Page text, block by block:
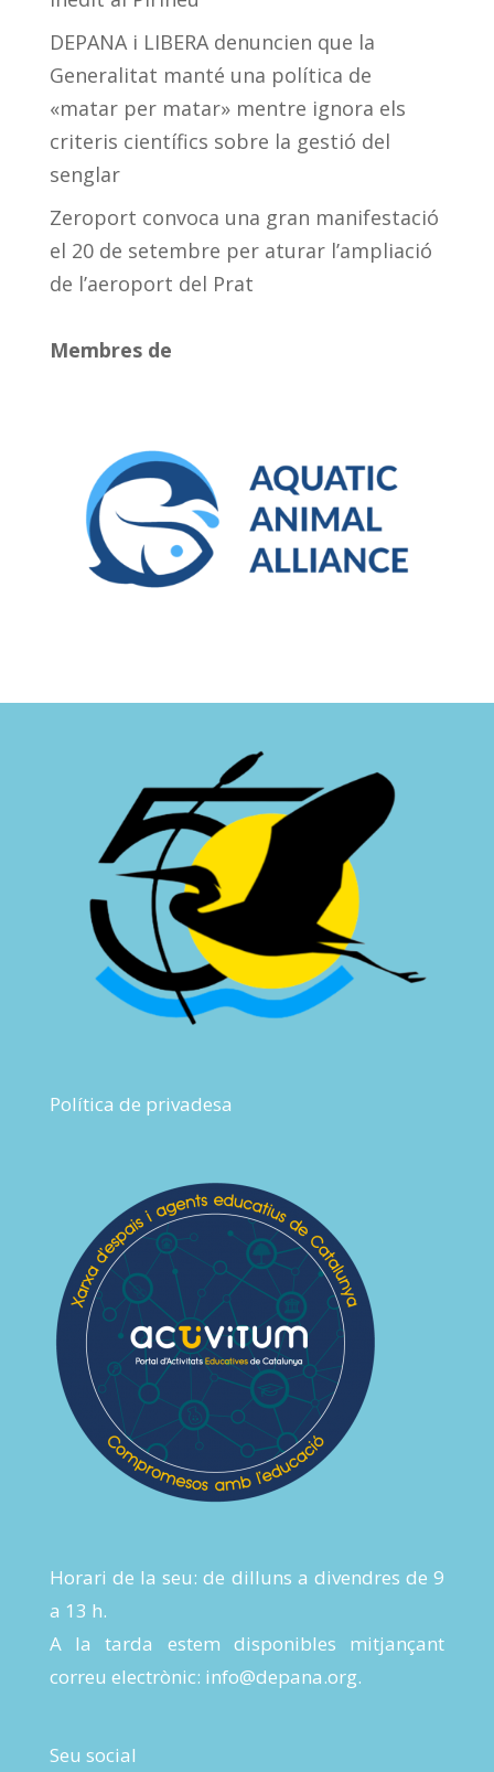
DEPANA i LIBERA denuncien que la
Generalitat manté una política de
«matar per matar» mentre ignora els
criteris científics sobre la gestió del
senglar
Zeroport convoca una gran manifestació
el 20 de setembre per aturar l’ampliació
de l’aeroport del Prat
Membres de
Política de privadesa
Horari de la seu: de dilluns a divendres de 9
a 13 h.
A la tarda estem disponibles mitjançant
correu electrònic: info@depana.org.
Seu social